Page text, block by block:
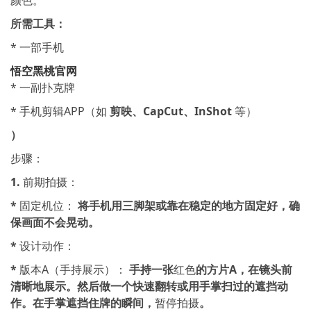
所需工具：
* 一部手机
悟空黑桃官网
* 一副扑克牌
* 手机剪辑APP（如 剪映、CapCut、InShot等）
）
步骤：
1. 前期拍摄：
* 固定机位： 将手机用三脚架或靠在稳定的地方固定好，确
保画面不会晃动。
*设计动作：
* 版本A（手持展示）： 手持一张红色的方片A，在镜头前
清晰地展示。然后做一个快速翻转或用手掌扫过的遮挡动
作。在手掌遮挡住牌的瞬间， 暂停拍摄。